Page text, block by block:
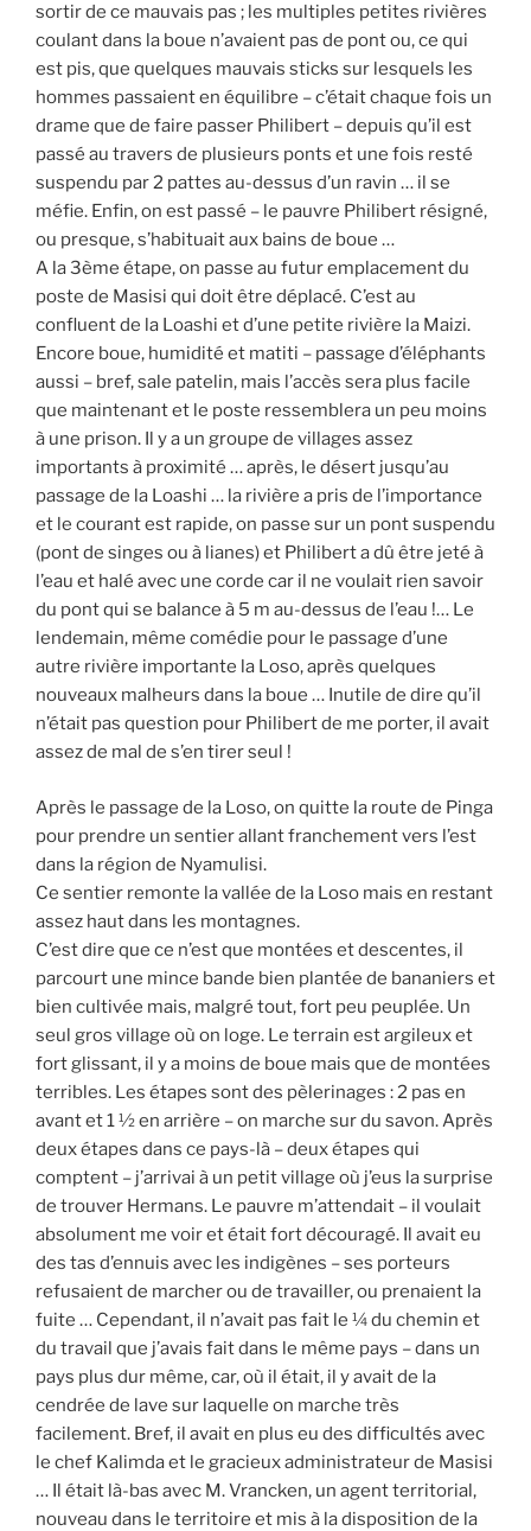
sortir de ce mauvais pas ; les multiples petites rivières
coulant dans la boue n’avaient pas de pont ou, ce qui
est pis, que quelques mauvais sticks sur lesquels les
hommes passaient en équilibre – c’était chaque fois un
drame que de faire passer Philibert – depuis qu’il est
passé au travers de plusieurs ponts et une fois resté
suspendu par 2 pattes au-dessus d’un ravin … il se
méfie. Enfin, on est passé – le pauvre Philibert résigné,
ou presque, s’habituait aux bains de boue …
A la 3ème étape, on passe au futur emplacement du
poste de Masisi qui doit être déplacé. C’est au
confluent de la Loashi et d’une petite rivière la Maizi.
Encore boue, humidité et matiti – passage d’éléphants
aussi – bref, sale patelin, mais l’accès sera plus facile
que maintenant et le poste ressemblera un peu moins
à une prison. Il y a un groupe de villages assez
importants à proximité … après, le désert jusqu’au
passage de la Loashi … la rivière a pris de l’importance
et le courant est rapide, on passe sur un pont suspendu
(pont de singes ou à lianes) et Philibert a dû être jeté à
l’eau et halé avec une corde car il ne voulait rien savoir
du pont qui se balance à 5 m au-dessus de l’eau !… Le
lendemain, même comédie pour le passage d’une
autre rivière importante la Loso, après quelques
nouveaux malheurs dans la boue … Inutile de dire qu’il
n’était pas question pour Philibert de me porter, il avait
assez de mal de s’en tirer seul !
Après le passage de la Loso, on quitte la route de Pinga
pour prendre un sentier allant franchement vers l’est
dans la région de Nyamulisi.
Ce sentier remonte la vallée de la Loso mais en restant
assez haut dans les montagnes.
C’est dire que ce n’est que montées et descentes, il
parcourt une mince bande bien plantée de bananiers et
bien cultivée mais, malgré tout, fort peu peuplée. Un
seul gros village où on loge. Le terrain est argileux et
fort glissant, il y a moins de boue mais que de montées
terribles. Les étapes sont des pèlerinages : 2 pas en
avant et 1 ½ en arrière – on marche sur du savon. Après
deux étapes dans ce pays-là – deux étapes qui
comptent – j’arrivai à un petit village où j’eus la surprise
de trouver Hermans. Le pauvre m’attendait – il voulait
absolument me voir et était fort découragé. Il avait eu
des tas d’ennuis avec les indigènes – ses porteurs
refusaient de marcher ou de travailler, ou prenaient la
fuite … Cependant, il n’avait pas fait le ¼ du chemin et
du travail que j’avais fait dans le même pays – dans un
pays plus dur même, car, où il était, il y avait de la
cendrée de lave sur laquelle on marche très
facilement. Bref, il avait en plus eu des difficultés avec
le chef Kalimda et le gracieux administrateur de Masisi
… Il était là-bas avec M. Vrancken, un agent territorial,
nouveau dans le territoire et mis à la disposition de la